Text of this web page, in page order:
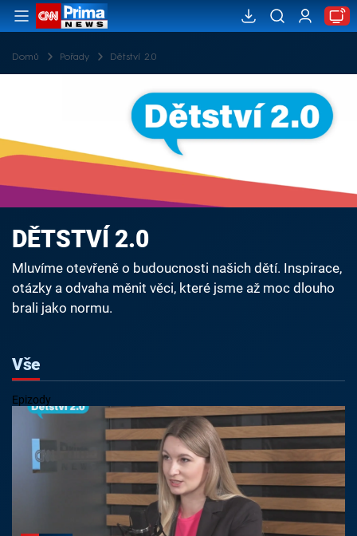
Domů Pořady Dětství 2.0
DĚTSTVÍ 2.0
Mluvíme otevřeně o budoucnosti našich dětí. Inspirace,
otázky a odvaha měnit věci, které jsme až moc dlouho
brali jako normu.
Vše
Epizody